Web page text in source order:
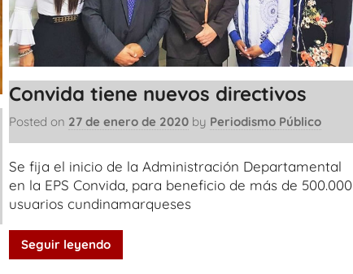
Convida tiene nuevos directivos
Posted on 27 de enero de 2020 by Periodismo Público
Se fija el inicio de la Administración Departamental
en la EPS Convida, para beneficio de más de 500.000
usuarios cundinamarqueses
Seguir leyendo